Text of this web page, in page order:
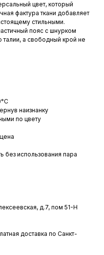
цвет, который
фактура ткани добавляет
стильными.
пояс с шнурком
талии, а свободный крой не
наизнанку
по цвету
без использования пара
д.7, пом 51-Н
доставка по Санкт-